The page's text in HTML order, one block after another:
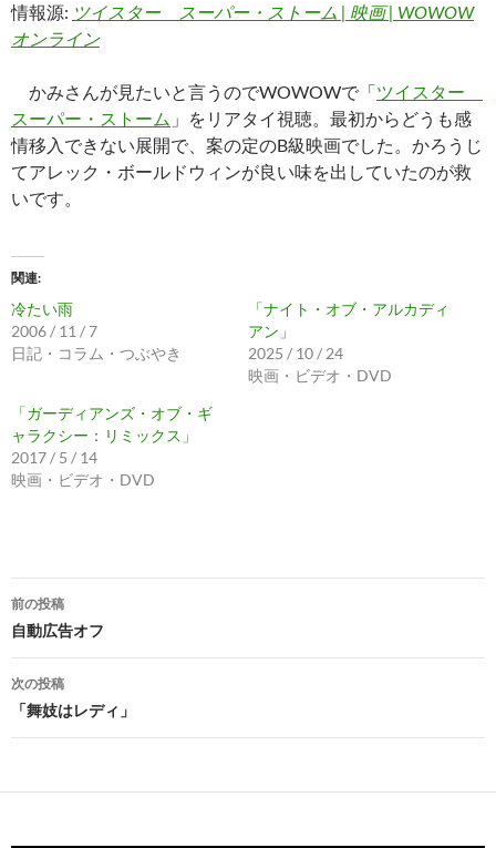
情報源: ツイスター スーパー・ストーム | 映画 | WOWOW
オンライン
かみさんが見たいと言うのでWOWOWで「ツイスター
スーパー・ストーム 」をリアタイ視聴。最初からどうも感
情移入できない展開で、案の定のB級映画でした。かろうじ
てアレック・ボールドウィンが良い味を出していたのが救
いです。
関連
冷たい雨
2006 / 11 / 7
日記・コラム・つぶやき
「ナイト・オブ・アルカディ
アン」
2025 / 10 / 24
映画・ビデオ・DVD
「ガーディアンズ・オブ・ギ
ャラクシー：リミックス」
2017 / 5 / 14
映画・ビデオ・DVD
投
稿
ナ
ビ
ゲ
ー
前の投稿
自動広告オフ
次の投稿
「舞妓はレディ」